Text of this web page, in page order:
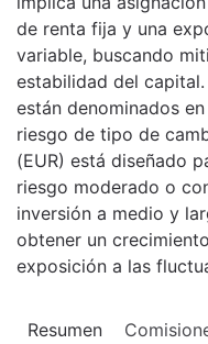
de renta fija y una
variable, buscando
estabilidad del
están denominados
riesgo de tipo de
(EUR) está diseñado
riesgo moderado o
inversión a medio y
obtener un
exposición a las
Resumen